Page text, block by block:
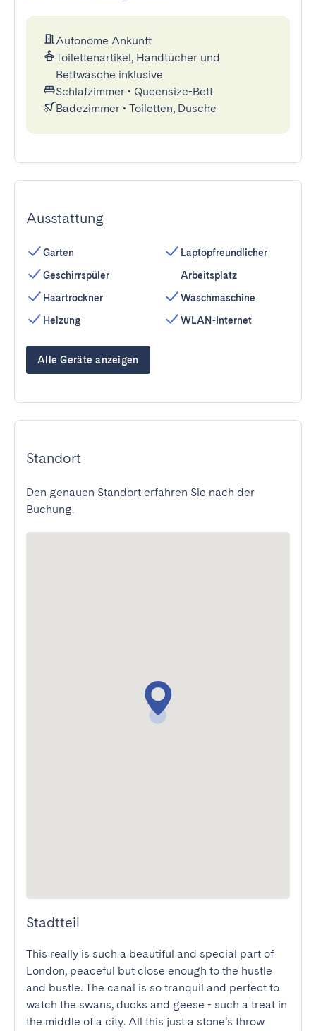
Autonome Ankunft
Toilettenartikel, Handtücher und
Bettwäsche inklusive
Schlafzimmer • Queensize-Bett
Badezimmer • Toiletten, Dusche
Ausstattung
Garten
Geschirrspüler
Haartrockner
Heizung
Laptopfreundlicher
Arbeitsplatz
Waschmaschine
WLAN-Internet
Alle Geräte anzeigen
Standort
Den genauen Standort erfahren Sie nach der
Buchung.
Stadtteil
This really is such a beautiful and special part of
London, peaceful but close enough to the hustle
and bustle. The canal is so tranquil and perfect to
watch the swans, ducks and geese - such a treat in
the middle of a city. All this just a stone’s throw